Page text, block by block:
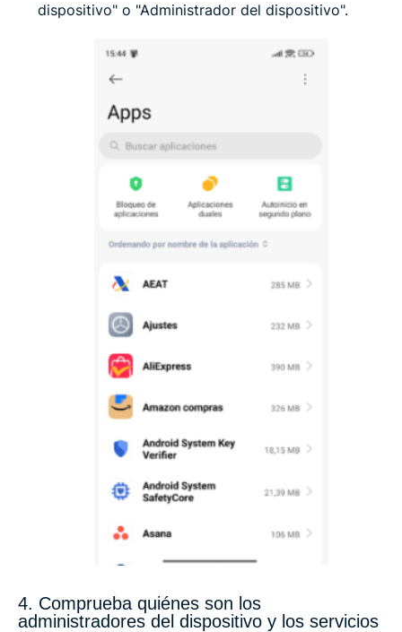
dispositivo" o "Administrador del dispositivo".
4. Comprueba quiénes son los
administradores del dispositivo y los servicios